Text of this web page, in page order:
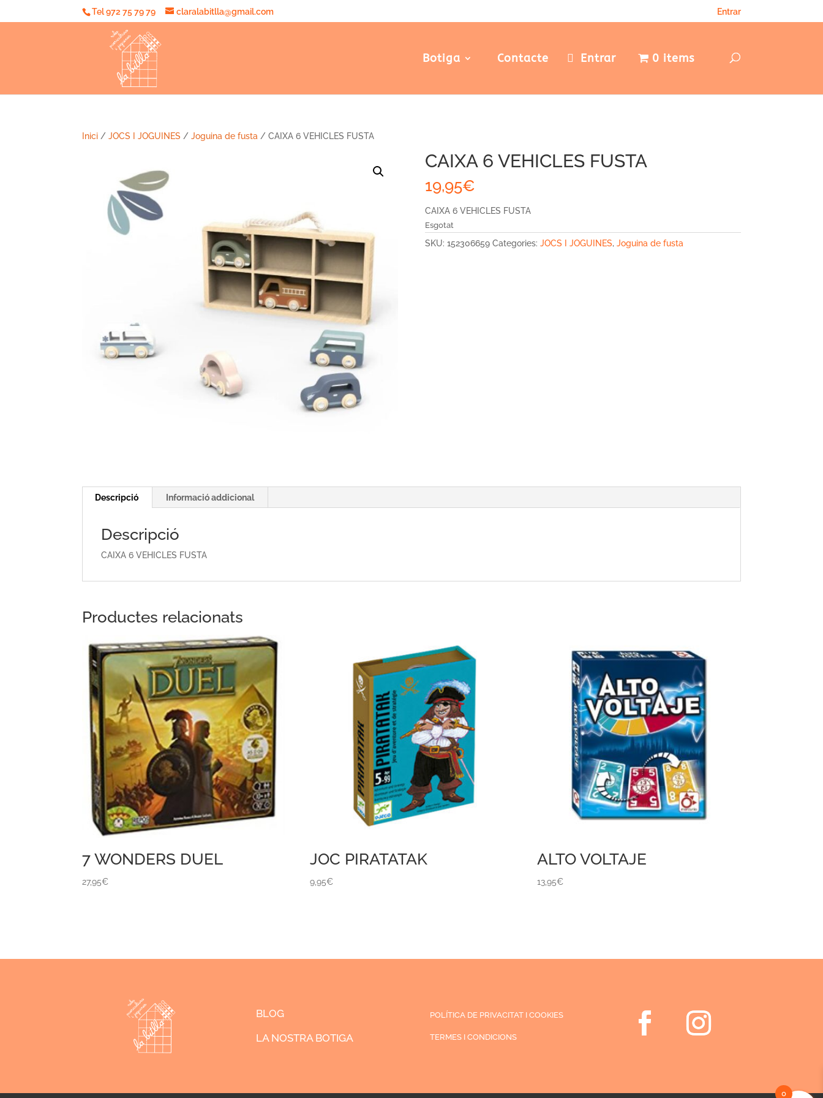
Tel 972 75 79 79 claralabitlla@gmail.com Entrar
Botiga Contacte Entrar 0 items
Inici /JOCS I JOGUINES /Joguina de fusta / CAIXA 6 VEHICLES FUSTA
CAIXA 6 VEHICLES FUSTA
19,95€
CAIXA 6 VEHICLES FUSTA
Esgotat
SKU: 152306659 Categories: JOCS I JOGUINES, Joguina de fusta
Descripció Informació addicional
Descripció
CAIXA 6 VEHICLES FUSTA
Productes relacionats
7 WONDERS DUEL
27,95€
JOC PIRATATAK
9,95€
ALTO VOLTAJE
13,95€
BLOG
LA NOSTRA BOTIGA
POLÍTICA DE PRIVACITAT I COOKIES
TERMES I CONDICIONS
0